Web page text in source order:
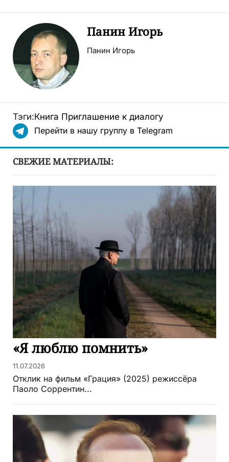
Панин Игорь
Панин Игорь
Тэги:Книга Приглашение к диалогу
Перейти в нашу группу в Telegram
СВЕЖИЕ МАТЕРИАЛЫ:
«Я люблю помнить»
11.07.2026
Отклик на фильм «Грация» (2025) режиссёра
Паоло Соррентин...